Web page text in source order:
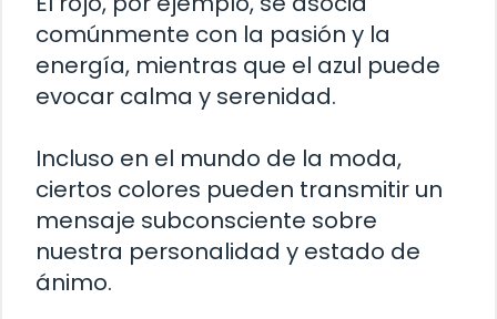
comúnmente con la pasión y la
energía, mientras que el azul puede
evocar calma y serenidad.
Incluso en el mundo de la moda,
ciertos colores pueden transmitir un
mensaje subconsciente sobre
nuestra personalidad y estado de
ánimo.